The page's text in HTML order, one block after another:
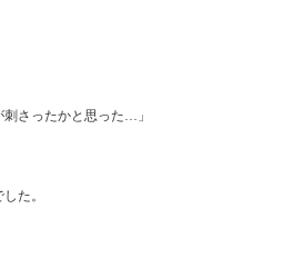
刺さったかと思った…」
た。